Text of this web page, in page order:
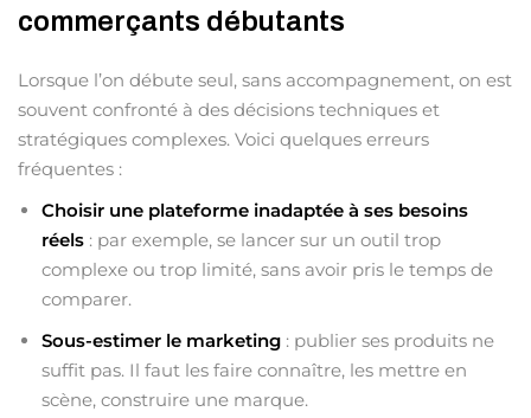
commerçants débutants
Lorsque l’on débute seul, sans accompagnement, on est
souvent confronté à des décisions techniques et
stratégiques complexes. Voici quelques erreurs
fréquentes :
Choisir une plateforme inadaptée à ses besoins
réels : par exemple, se lancer sur un outil trop
complexe ou trop limité, sans avoir pris le temps de
comparer.
Sous-estimer le marketing : publier ses produits ne
suffit pas. Il faut les faire connaître, les mettre en
scène, construire une marque.